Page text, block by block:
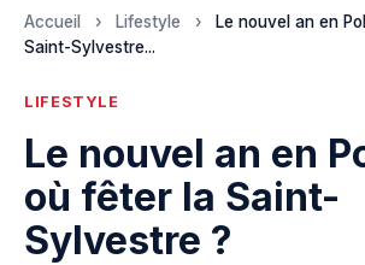
Accueil › Lifestyle ›
Le nouvel an en
Saint-Sylvestre...
LIFESTYLE
Le nouvel an en
où fêter la Saint-
Sylvestre ?